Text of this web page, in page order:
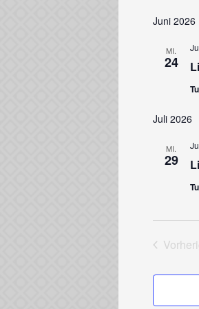
Juni 2026
MI.
24
Juli 2026
MI.
29